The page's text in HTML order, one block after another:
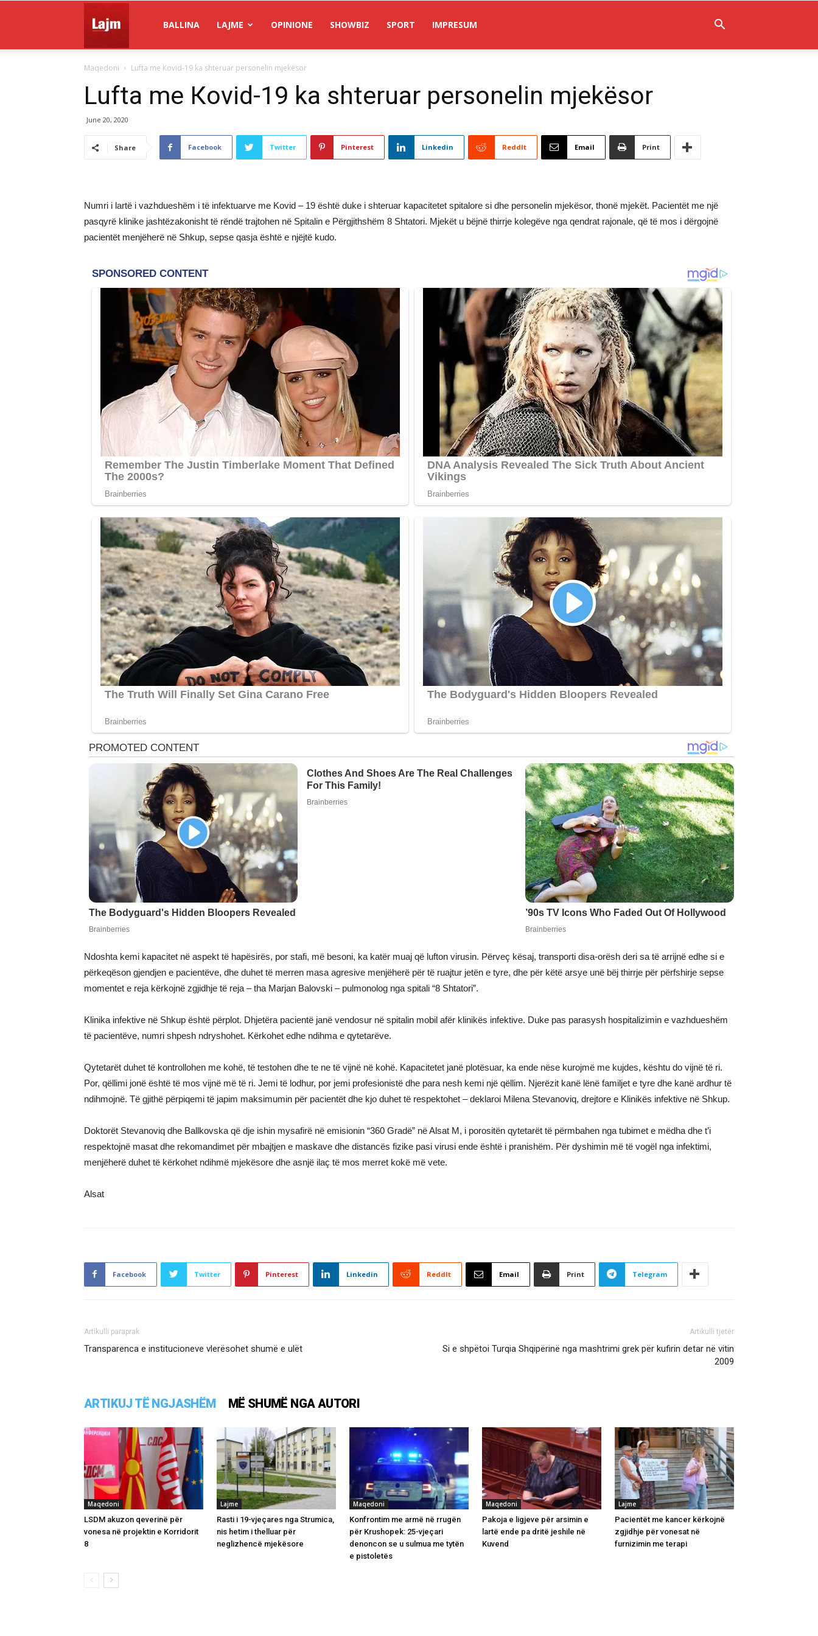
Lajm
BALLINA LAJME OPINIONE SHOWBIZ SPORT IMPRESUM
Maqedoni Lufta me Кovid-19 ka shteruar personelin mjekësor
Lufta me Кovid-19 ka shteruar personelin mjekësor
June 20, 2020
Share Facebook Twitter Pinterest Linkedin ReddIt Email Print
Numri i lartë i vazhdueshëm i të infektuarve me Kovid – 19 është duke i shteruar kapacitetet spitalore si dhe personelin mjekësor, thonë mjekët. Pacientët me një
pasqyrë klinike jashtëzakonisht të rëndë trajtohen në Spitalin e Përgjithshëm 8 Shtatori. Mjekët u bëjnë thirrje kolegëve nga qendrat rajonale, që të mos i dërgojnë
pacientët menjëherë në Shkup, sepse qasja është e njëjtë kudo.
Ndoshta kemi kapacitet në aspekt të hapësirës, por stafi, më besoni, ka katër muaj që lufton virusin. Përveç kësaj, transporti disa-orësh deri sa të arrijnë edhe si e
përkeqëson gjendjen e pacientëve, dhe duhet të merren masa agresive menjëherë për të ruajtur jetën e tyre, dhe për këtë arsye unë bëj thirrje për përfshirje sepse
momentet e reja kërkojnë zgjidhje të reja – tha Marjan Balovski – pulmonolog nga spitali “8 Shtatori”.
Klinika infektive në Shkup është përplot. Dhjetëra pacientë janë vendosur në spitalin mobil afër klinikës infektive. Duke pas parasysh hospitalizimin e vazhdueshëm
të pacientëve, numri shpesh ndryshohet. Kërkohet edhe ndihma e qytetarëve.
Qytetarët duhet të kontrollohen me kohë, të testohen dhe te ne të vijnë në kohë. Kapacitetet janë plotësuar, ka ende nëse kurojmë me kujdes, kështu do vijnë të ri.
Por, qëllimi jonë është të mos vijnë më të ri. Jemi të lodhur, por jemi profesionistë dhe para nesh kemi një qëllim. Njerëzit kanë lënë familjet e tyre dhe kanë ardhur të
ndihmojnë. Të gjithë përpiqemi të japim maksimumin për pacientët dhe kjo duhet të respektohet – deklaroi Milena Stevanoviq, drejtore e Klinikës infektive në Shkup.
Doktorët Stevanoviq dhe Ballkovska që dje ishin mysafirë në emisionin “360 Gradë” në Alsat M, i porositën qytetarët të përmbahen nga tubimet e mëdha dhe t’i
respektojnë masat dhe rekomandimet për mbajtjen e maskave dhe distancës fizike pasi virusi ende është i pranishëm. Për dyshimin më të vogël nga infektimi,
menjëherë duhet të kërkohet ndihmë mjekësore dhe asnjë ilaç të mos merret kokë më vete.
Alsat
Facebook Twitter Pinterest Linkedin ReddIt Email Print Telegram
Artikulli paraprak
Transparenca e institucioneve vlerësohet shumë e ulët
Artikulli tjetër
Si e shpëtoi Turqia Shqipërinë nga mashtrimi grek për kufirin detar në vitin
2009
ARTIKUJ TË NGJASHËM MË SHUMË NGA AUTORI
Maqedoni
LSDM akuzon qeverinë për
vonesa në projektin e Korridorit
8
Lajme
Rasti i 19-vjeçares nga Strumica,
nis hetim i thelluar për
neglizhencë mjekësore
Maqedoni
Konfrontim me armë në rrugën
për Krushopek: 25-vjeçari
denoncon se u sulmua me tytën
e pistoletës
Maqedoni
Pakoja e ligjeve për arsimin e
lartë ende pa dritë jeshile në
Kuvend
Lajme
Pacientët me kancer kërkojnë
zgjidhje për vonesat në
furnizimin me terapi